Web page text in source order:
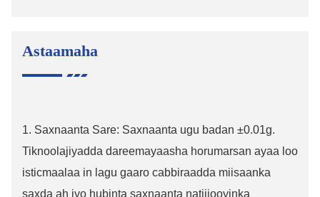
Astaamaha
1. Saxnaanta Sare: Saxnaanta ugu badan ±0.01g.
Tiknoolajiyadda dareemayaasha horumarsan ayaa loo
isticmaalaa in lagu gaaro cabbiraadda miisaanka
saxda ah iyo hubinta saxnaanta natiijooyinka